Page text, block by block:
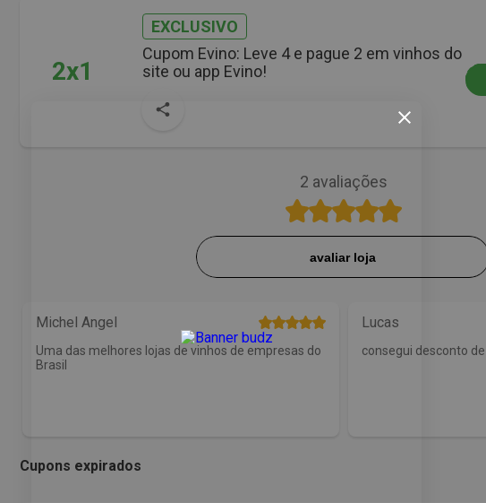
2x1
EXCLUSIVO
Cupom Evino: Leve 4 e pague 2 em vinhos do
site ou app Evino!
2 avaliações
avaliar loja
Michel Angel
Uma das melhores lojas de vinhos de empresas do
Brasil
Lucas
consegui desconto
Cupons expirados